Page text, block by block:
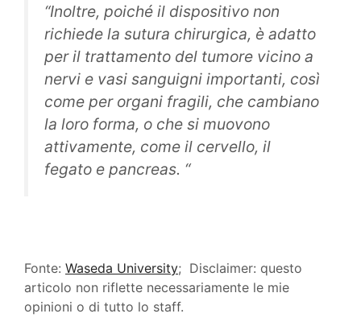
“Inoltre, poiché il dispositivo non
richiede la sutura chirurgica, è adatto
per il trattamento del tumore vicino a
nervi e vasi sanguigni importanti, così
come per organi fragili, che cambiano
la loro forma, o che si muovono
attivamente, come il cervello, il
fegato e pancreas. “
Fonte: Waseda University; Disclaimer: questo
articolo non riflette necessariamente le mie
opinioni o di tutto lo staff.